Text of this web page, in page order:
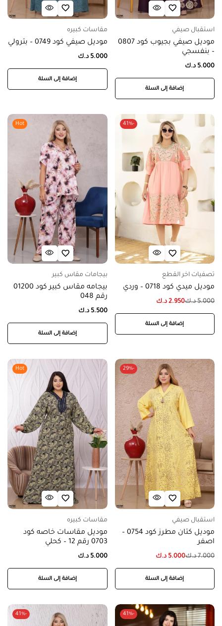
استقبال صيفي
موديل صيفي بجيوب كود 0807
– بنفسجي
5.000 د.ك
إضافة إلى السلة
مقاسات كبيره
موديل صيفي كود 0749 – بترولي
5.000 د.ك
إضافة إلى السلة
-41%
تصفيات اخر القطع
موديل ميدي كود 0718 – وردي
5.000 د.ك2.950 د.ك
إضافة إلى السلة
Hot
بيجامات مقاس كبير
بيجامه مقاس كبير كود 01200
رقم 048
5.500 د.ك
إضافة إلى السلة
-29%
استقبال صيفي
موديل كتان مطرز كود 0754 –
اصفر
7.000 د.ك5.000 د.ك
إضافة إلى السلة
Hot
مقاسات كبيره
موديل مقاسات خاصه كود
0703 رقم 12 – كحلي
5.000 د.ك
إضافة إلى السلة
-41%
-41%